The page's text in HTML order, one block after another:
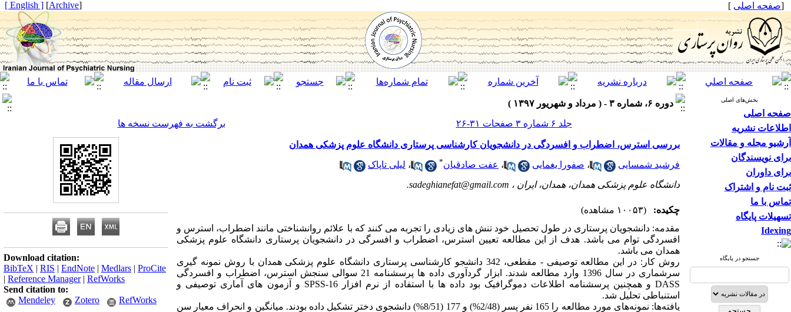
[صفحه اصلی ]
[
Archive
]
[ English ]
بخش‌های اصلی
صفحه اصلی
اطلاعات نشریه
آرشیو مجله و مقالات
برای نویسندگان
برای داوران
ثبت نام و اشتراک
تماس با ما
تسهیلات پایگاه
Idexing
جستجو در پایگاه
دوره ۶، شماره ۳ - ( مرداد و شهریور ۱۳۹۷ )
جلد ۶ شماره ۳ صفحات ۳۱-۲۶
برگشت به فهرست نسخه ها
بررسی استرس، اضطراب و افسردگی در دانشجویان کارشناسی پرستاری دانشگاه علوم پزشکی همدان
فرشید شمسایی ، صفورا یغمایی ، عفت صادقیان* ، لیلی تاپاک
دانشگاه علوم پزشکی همدان، همدان، ایران ، .sadeghianefat@gmail.com
چکیده:
(۱۰۰۵۳ مشاهده)
مقدمه: دانشجویان پرستاری در طول تحصیل خود تنش های زیادی را تجربه می کنند که با علائم روانشناختی مانند اضطراب، استرس و
افسردگی توام می باشد. هدف از این مطالعه تعیین استرس، اضطراب و افسرگی در دانشجویان پرستاری دانشگاه علوم پزشکی
همدان می باشد.
روش کار: در این مطالعه توصیفی - مقطعی، 342 دانشجو کارشناسی پرستاری دانشگاه علوم پزشکی همدان با روش نمونه گیری
سرشماری در سال 1396 وارد مطالعه شدند. ابزار گردآوری داده ها پرسشنامه 21 سوالی سنجش استرس، اضطراب و افسردگی
DASS و همچنین پرسشنامه اطلاعات دموگرافیک بود داده ها با استفاده از نرم افزار SPSS-16 و آزمون های آماری توصیفی و
استنباطی تحلیل شد.
یافته‌ها: نمونه‌های مورد مطالعه را 165 نفر پسر (2/48%) و 177 (8/51%) دانشجوی دختر تشکیل داده بودند. میانگین و انحراف معیار سن
Download citation:
BibTeX | RIS | EndNote | Medlars | ProCite
| Reference Manager| RefWorks
Send citation to:
Mendeley
Zotero RefWorks